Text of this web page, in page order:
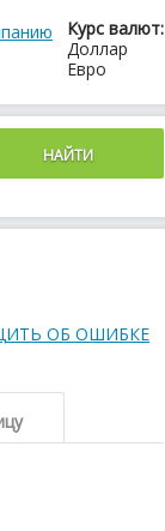
Курс валют:
Доллар
Евро
ОБ ОШИБКЕ